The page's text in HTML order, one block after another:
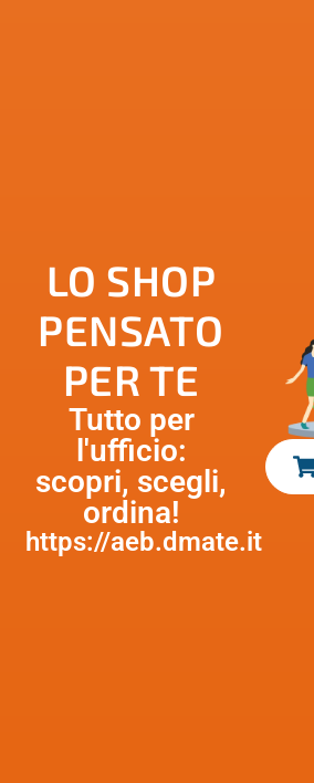
LO SHOP
PENSATO
PER TE
Tutto per
l'ufficio:
scopri, scegli,
ordina!
https://aeb.dmate.it